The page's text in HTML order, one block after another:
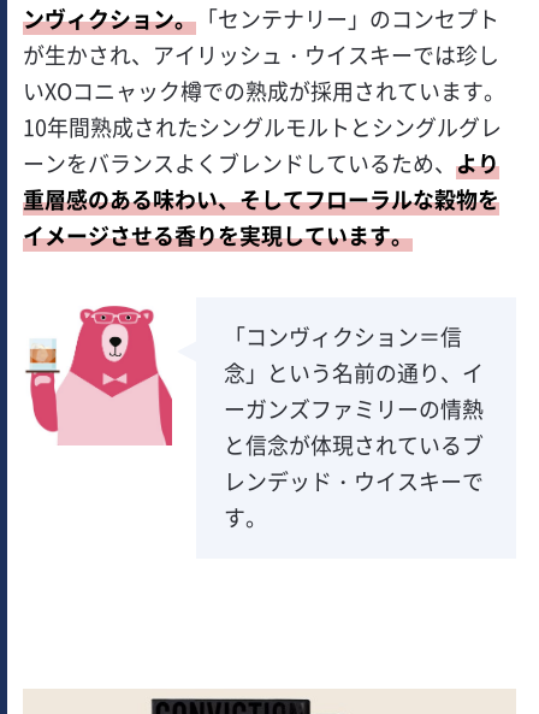
ンヴィクション。 「センテナリー」のコンセプト
が生かされ、アイリッシュ・ウイスキーでは珍し
いXOコニャック樽での熟成が採用されています。
10年間熟成されたシングルモルトとシングルグレ
ーンをバランスよくブレンドしているため、より
重層感のある味わい、そしてフローラルな穀物を
イメージさせる香りを実現しています。
「コンヴィクション＝信
念」という名前の通り、イ
ーガンズファミリーの情熱
と信念が体現されているブ
レンデッド・ウイスキーで
す。